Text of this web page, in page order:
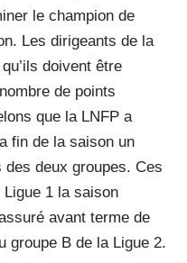
le champion de
Les dirigeants de la
doivent être
de points
que la LNFP a
fin de la saison un
deux groupes. Ces
1 la saison
avant terme de
groupe B de la Ligue 2.